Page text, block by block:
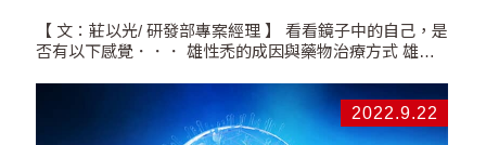
【 文：莊以光/ 研發部專案經理 】 看看鏡子中的自己，是
否有以下感覺．．． 雄性禿的成因與藥物治療方式 雄性
遺傳有一定的關連。體內的雄性素-睪固酮
（testosterone）經由特定酵素的作用變成二氫睪固酮
（Dihydrotestosterone,…
2022.9.22